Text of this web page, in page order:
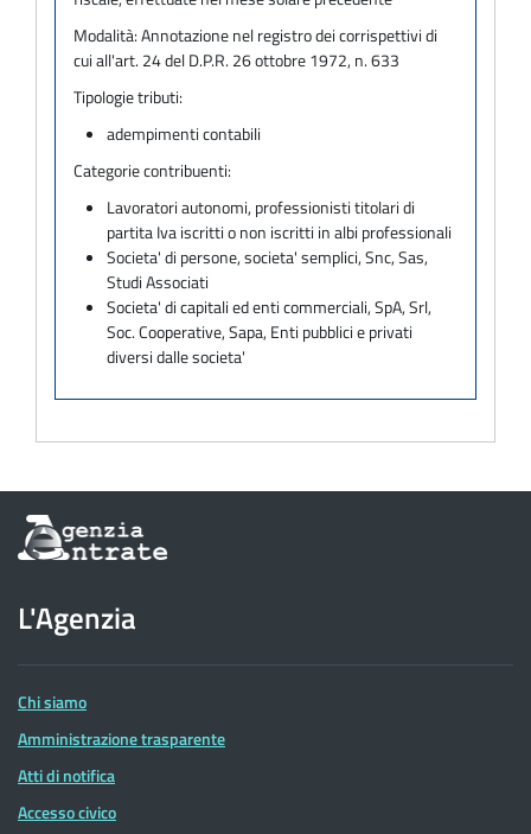
Modalità:Annotazione nel registro dei corrispettivi di
cui all'art. 24 del D.P.R. 26 ottobre 1972, n. 633
Tipologie tributi:
adempimenti contabili
Categorie contribuenti:
Lavoratori autonomi, professionisti titolari di
partita Iva iscritti o non iscritti in albi professionali
Societa' di persone, societa' semplici, Snc, Sas,
Studi Associati
Societa' di capitali ed enti commerciali, SpA, Srl,
Soc. Cooperative, Sapa, Enti pubblici e privati
diversi dalle societa'
Informazioni
sul
dell'Agenzia
delle
Entrate
L'Agenzia
Chi siamo
Amministrazione trasparente
Atti di notifica
Accesso civico